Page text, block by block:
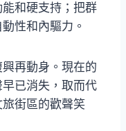
和硬支持；把群
性和內驅力。
再動身。現在的
已消失，取而代
街區的歡聲笑